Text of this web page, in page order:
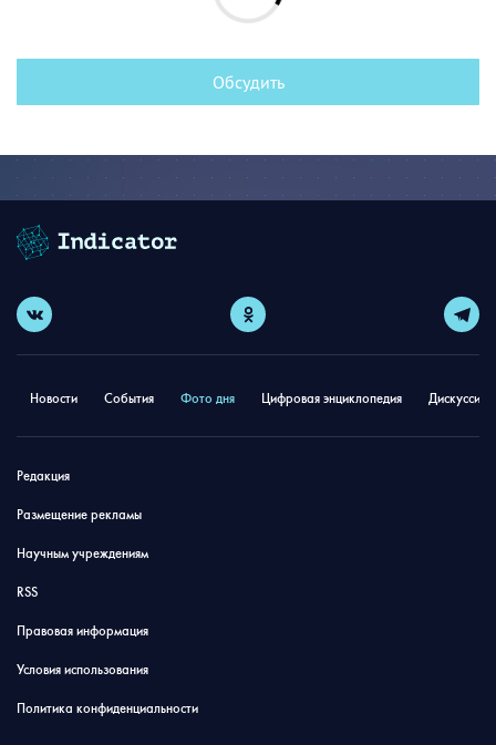
Обсудить
Новости События Фото дня Цифровая энциклопедия
Редакция
Размещение рекламы
Научным учреждениям
RSS
Правовая информация
Условия использования
Политика конфиденциальности